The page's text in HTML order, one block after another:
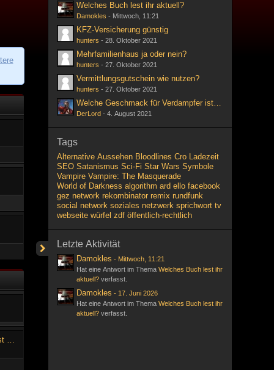
Welche Geschmack für Verdampfer ist ihr liebsten?
Welches Buch lest ihr aktuell?
Damokles - Mittwoch, 11:21
KFZ-Versicherung günstig
hunters - 28. Oktober 2021
Mehrfamilienhaus ja oder nein?
hunters - 27. Oktober 2021
Vermittlungsgutschein wie nutzen?
hunters - 27. Oktober 2021
Welche Geschmack für Verdampfer ist ihr liebsten?
DerLord- 4. August 2021
Tags
Alternative Aussehen Bloodlines Cro Ladezeit
SEO Satanismus Sci-Fi Star Wars Symbole
Vampire Vampire: The Masquerade
World of Darkness algorithm ard ello facebook
gez network rekombinator remix rundfunk
social network soziales netzwerk sprichwort tv
webseite würfel zdf öffentlich-rechtlich
Letzte Aktivität
Damokles - Mittwoch, 11:21
Hat eine Antwort im Thema Welches Buch lest ihr
aktuell?verfasst.
Damokles - 17. Juni 2026
Hat eine Antwort im Thema Welches Buch lest ihr
aktuell?verfasst.